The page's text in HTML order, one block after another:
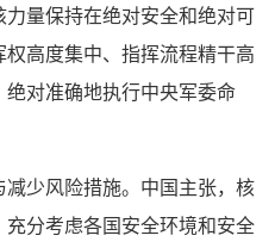
量保持在绝对安全和绝对可
高度集中、指挥流程精干高
对准确地执行中央军委命
少风险措施。中国主张，核
分考虑各国安全环境和安全